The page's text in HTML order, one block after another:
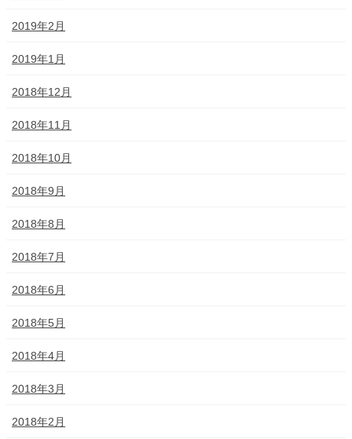
2019年2月
2019年1月
2018年12月
2018年11月
2018年10月
2018年9月
2018年8月
2018年7月
2018年6月
2018年5月
2018年4月
2018年3月
2018年2月